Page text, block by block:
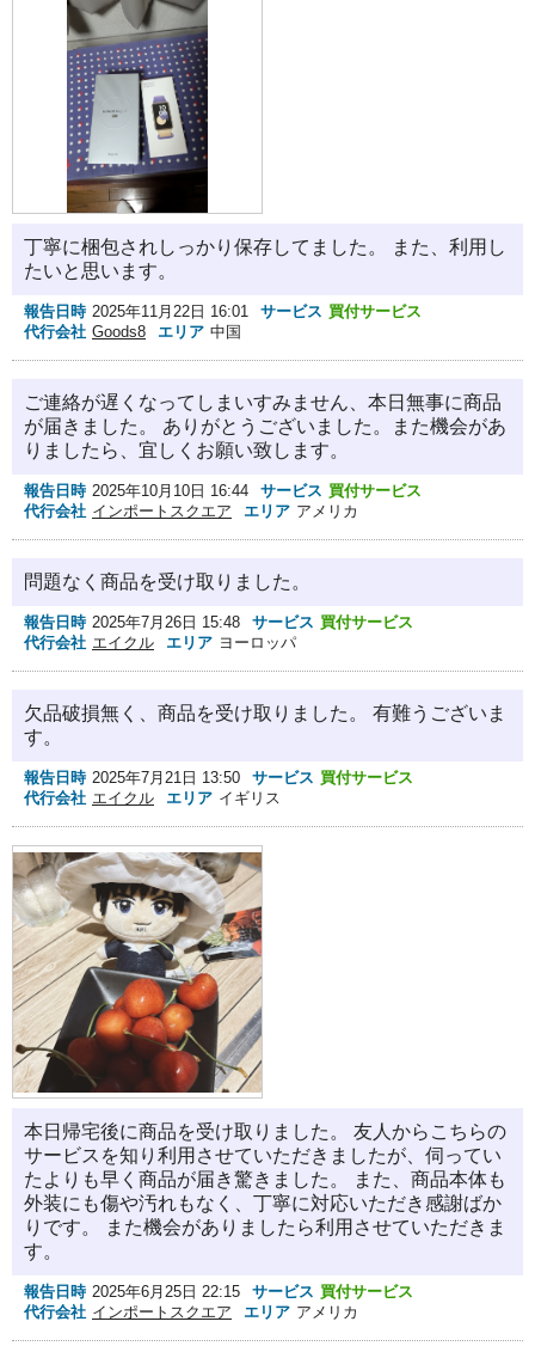
丁寧に梱包されしっかり保存してました。 また、利用し
たいと思います。
報告日時 2025年11月22日 16:01 サービス 買付サービス
代行会社 Goods8 エリア 中国
ご連絡が遅くなってしまいすみません、本日無事に商品
が届きました。 ありがとうございました。また機会があ
りましたら、宜しくお願い致します。
報告日時 2025年10月10日 16:44 サービス 買付サービス
代行会社 インポートスクエア エリア アメリカ
問題なく商品を受け取りました。
報告日時 2025年7月26日 15:48 サービス 買付サービス
代行会社 エイクル エリア ヨーロッパ
欠品破損無く、商品を受け取りました。 有難うございま
す。
報告日時 2025年7月21日 13:50 サービス 買付サービス
代行会社 エイクル エリア イギリス
本日帰宅後に商品を受け取りました。 友人からこちらの
サービスを知り利用させていただきましたが、伺ってい
たよりも早く商品が届き驚きました。 また、商品本体も
外装にも傷や汚れもなく、丁寧に対応いただき感謝ばか
りです。 また機会がありましたら利用させていただきま
す。
報告日時 2025年6月25日 22:15 サービス 買付サービス
代行会社 インポートスクエア エリア アメリカ